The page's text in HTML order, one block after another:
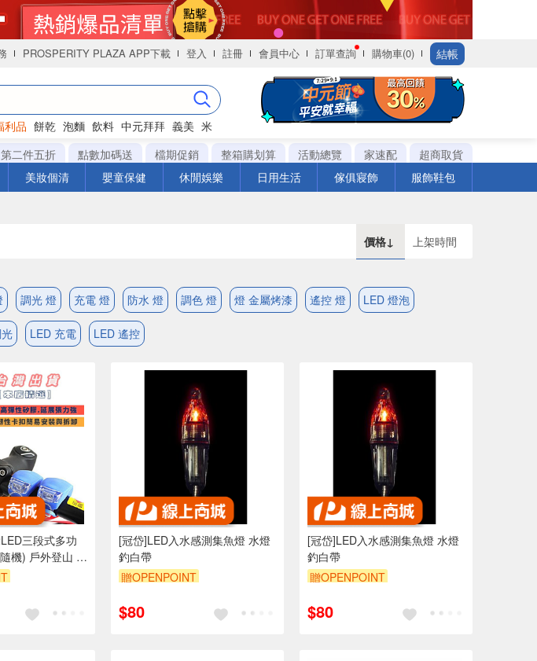
PROSPERITY PLAZA APP下載 登入 註冊 會員中心 訂單查詢 購物車(0) 結帳
利品 餅乾 泡麵 飲料 中元拜拜 義美 米
第二件五折 點數加碼送 檔期促銷 整箱購划算 活動總覽 家速配
超商取貨
美妝個清 嬰童保健 休閒娛樂 日用生活 傢俱寢飾 服飾鞋包
價格↓ 上架時間
調光 燈 充電 燈 防水 燈 調色 燈 燈 金屬烤漆 遙控 燈 LED 燈泡
LED 充電 LED 遙控
三段式多功
機) 戶外登山 夜
[冠岱]LED入水感測集魚燈 水燈
釣白帶
贈OPENPOINT
$80
[冠岱]LED入水感測集魚燈 水燈
釣白帶
贈OPENPOINT
$80